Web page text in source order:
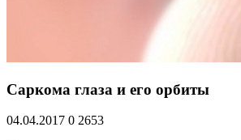
Саркома глаза и его орбиты
04.04.2017 0 2653